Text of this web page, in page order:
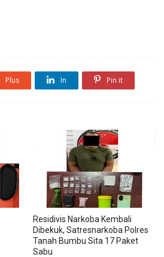
Plus In Pin it
Residivis Narkoba Kembali
Dibekuk, Satresnarkoba Polres
Tanah Bumbu Sita 17 Paket
Sabu